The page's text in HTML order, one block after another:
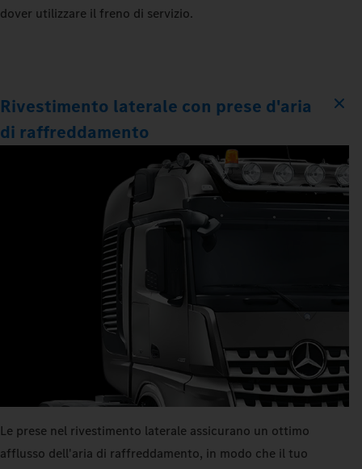
dover utilizzare il freno di servizio.
Rivestimento laterale con prese d'aria
di raffreddamento
Le prese nel rivestimento laterale assicurano un ottimo
afflusso dell'aria di raffreddamento, in modo che il tuo